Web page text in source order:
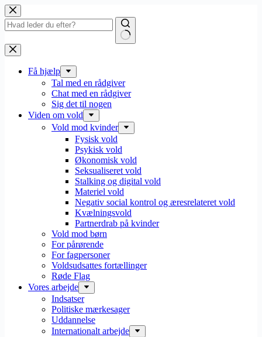
Fortsæt
til
indhold
Få hjælp
Tal med en rådgiver
Chat med en rådgiver
Sig det til nogen
Viden om vold
Vold mod kvinder
Fysisk vold
Psykisk vold
Økonomisk vold
Seksualiseret vold
Stalking og digital vold
Materiel vold
Negativ social kontrol og æresrelateret vold
Kvælningsvold
Partnerdrab på kvinder
Vold mod børn
For pårørende
For fagpersoner
Voldsudsattes fortællinger
Røde Flag
Vores arbejde
Indsatser
Politiske mærkesager
Uddannelse
Internationalt arbejde